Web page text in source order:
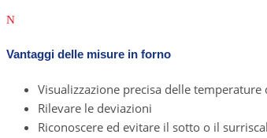
N
Vantaggi delle misure in forno
Visualizzazione precisa delle temperature
Rilevare le deviazioni
Riconoscere ed evitare il sotto o il